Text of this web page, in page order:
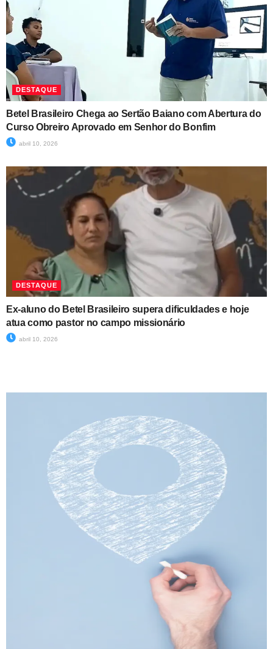
DESTAQUE
Betel Brasileiro Chega ao Sertão Baiano com Abertura do
Curso Obreiro Aprovado em Senhor do Bonfim
abril 10, 2026
DESTAQUE
Ex-aluno do Betel Brasileiro supera dificuldades e hoje
atua como pastor no campo missionário
abril 10, 2026